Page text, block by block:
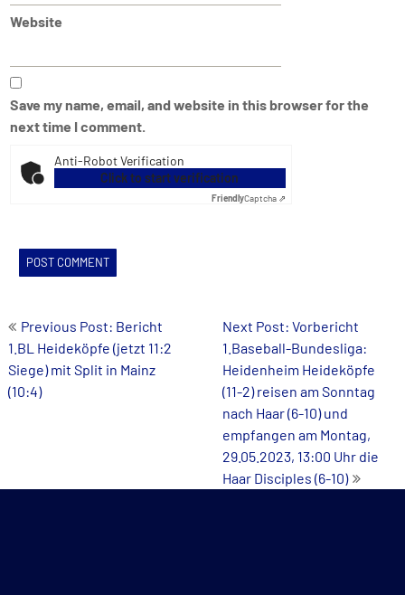
Website
Save my name, email, and website in this browser for the
next time I comment.
Anti-Robot Verification
Click to start verification
FriendlyCaptcha ⇗
Post
navigation
Previous Post: Bericht
1.BL Heideköpfe (jetzt 11:2
Siege) mit Split in Mainz
(10:4)
Next Post: Vorbericht
1.Baseball-Bundesliga:
Heidenheim Heideköpfe
(11-2) reisen am Sonntag
nach Haar (6-10) und
empfangen am Montag,
29.05.2023, 13:00 Uhr die
Haar Disciples (6-10)